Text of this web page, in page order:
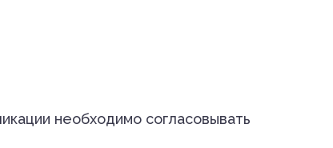
необходимо согласовывать